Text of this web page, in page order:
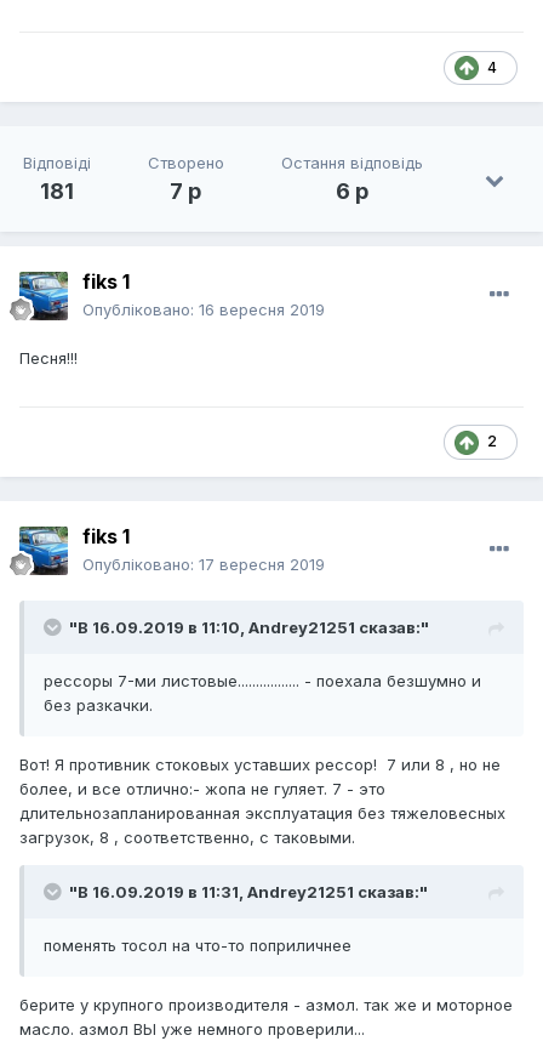
4
Відповіді
181
Створено
7 р
Остання відповідь
6 р
fiks 1
Опубліковано: 16 вересня 2019
Песня!!!
2
fiks 1
Опубліковано: 17 вересня 2019
"В 16.09.2019 в 11:10, Andrey21251 сказав:"
рессоры 7-ми листовые................. - поехала безшумно и
без разкачки.
Вот! Я противник стоковых уставших рессор! 7 или 8 , но не
более, и все отлично:- жопа не гуляет. 7 - это
длительнозапланированная эксплуатация без тяжеловесных
загрузок, 8 , соответственно, с таковыми.
"В 16.09.2019 в 11:31, Andrey21251 сказав:"
поменять тосол на что-то поприличнее
берите у крупного производителя - азмол. так же и моторное
масло. азмол ВЫ уже немного проверили...